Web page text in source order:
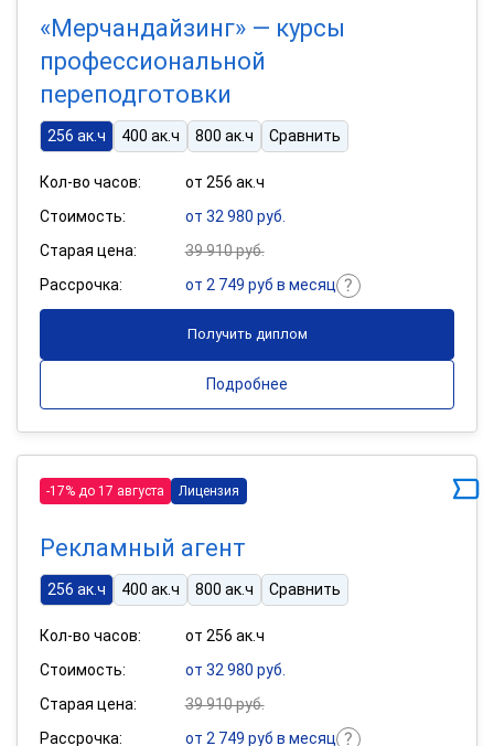
«Мерчандайзинг» — курсы
профессиональной
переподготовки
256 ак.ч 400 ак.ч 800 ак.ч Сравнить
Кол-во часов:
от 256 ак.ч
Стоимость:
от 32 980 руб.
Старая цена:
39 910 руб.
Рассрочка:
от 2 749 руб в месяц
Получить диплом
Подробнее
-17% до 17 августа Лицензия
Рекламный агент
256 ак.ч 400 ак.ч 800 ак.ч Сравнить
Кол-во часов:
от 256 ак.ч
Стоимость:
от 32 980 руб.
Старая цена:
39 910 руб.
Рассрочка:
от 2 749 руб в месяц